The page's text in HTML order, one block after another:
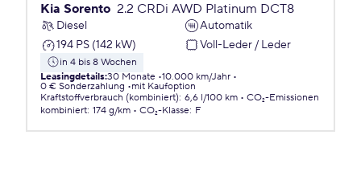
Kia Sorento 2.2 CRDi AWD Platinum DCT8
Diesel
Automatik
194 PS (142 kW)
Voll-Leder / Leder
in 4 bis 8 Wochen
Leasingdetails:30 Monate 10.000 km/Jahr
0 € Sonderzahlung
mit Kaufoption
Kraftstoffverbrauch (kombiniert): 6,6 l/100 km
CO₂-Emissionen
kombiniert: 174 g/km CO₂-Klasse: F